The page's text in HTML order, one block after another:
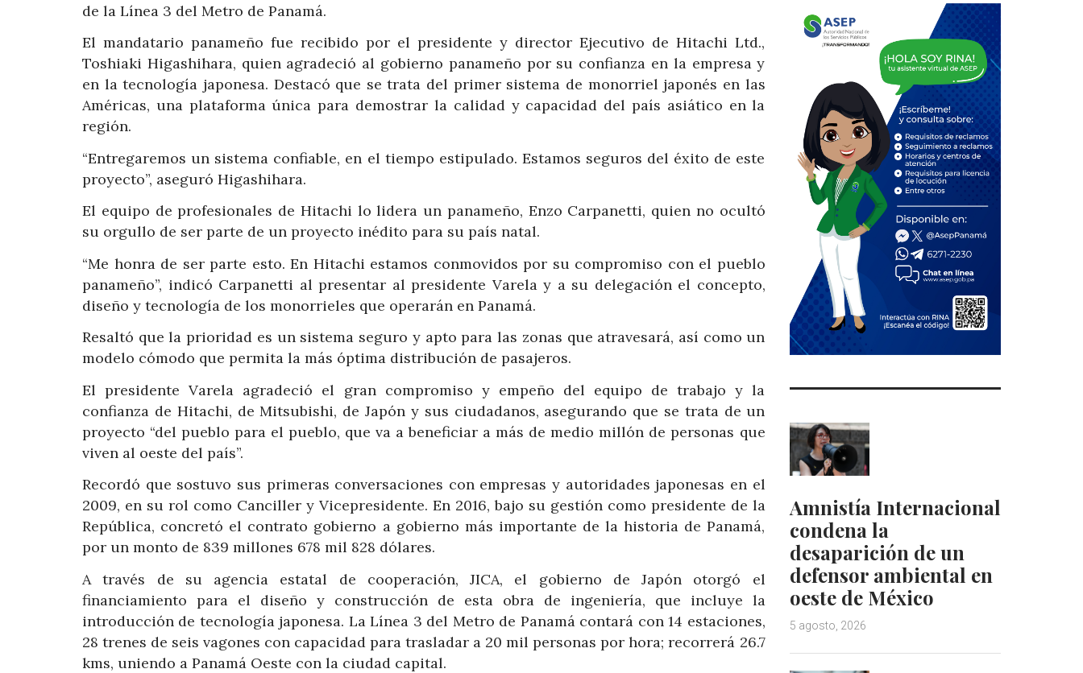
de la Línea 3 del Metro de Panamá.
El mandatario panameño fue recibido por el presidente y director Ejecutivo de Hitachi Ltd.,
Toshiaki Higashihara, quien agradeció al gobierno panameño por su confianza en la empresa y
en la tecnología japonesa. Destacó que se trata del primer sistema de monorriel japonés en las
Américas, una plataforma única para demostrar la calidad y capacidad del país asiático en la
región.
“Entregaremos un sistema confiable, en el tiempo estipulado. Estamos seguros del éxito de este
proyecto”, aseguró Higashihara.
El equipo de profesionales de Hitachi lo lidera un panameño, Enzo Carpanetti, quien no ocultó
su orgullo de ser parte de un proyecto inédito para su país natal.
“Me honra de ser parte esto. En Hitachi estamos conmovidos por su compromiso con el pueblo
panameño”, indicó Carpanetti al presentar al presidente Varela y a su delegación el concepto,
diseño y tecnología de los monorrieles que operarán en Panamá.
Resaltó que la prioridad es un sistema seguro y apto para las zonas que atravesará, así como un
modelo cómodo que permita la más óptima distribución de pasajeros.
El presidente Varela agradeció el gran compromiso y empeño del equipo de trabajo y la
confianza de Hitachi, de Mitsubishi, de Japón y sus ciudadanos, asegurando que se trata de un
proyecto “del pueblo para el pueblo, que va a beneficiar a más de medio millón de personas que
viven al oeste del país”.
Recordó que sostuvo sus primeras conversaciones con empresas y autoridades japonesas en el
2009, en su rol como Canciller y Vicepresidente. En 2016, bajo su gestión como presidente de la
República, concretó el contrato gobierno a gobierno más importante de la historia de Panamá,
por un monto de 839 millones 678 mil 828 dólares.
A través de su agencia estatal de cooperación, JICA, el gobierno de Japón otorgó el
financiamiento para el diseño y construcción de esta obra de ingeniería, que incluye la
introducción de tecnología japonesa. La Línea 3 del Metro de Panamá contará con 14 estaciones,
28 trenes de seis vagones con capacidad para trasladar a 20 mil personas por hora; recorrerá 26.7
kms, uniendo a Panamá Oeste con la ciudad capital.
Amnistía Internacional
condena la
desaparición de un
defensor ambiental en
oeste de México
5 agosto, 2026